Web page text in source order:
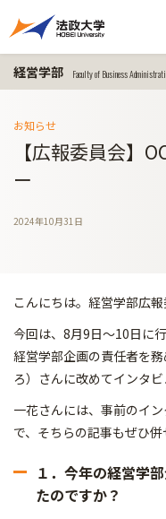
経営学部 Faculty of Business
お知らせ
【広報委員会】
ー
2024年10月31日
こんにちは。経営学部広報
今回は、8月9日～10日に
経営学部企画の責任者を
ろ）さんに改めてインタ
一花さんには、事前のイ
で、そちらの記事もぜひ併
１．今年の経営学
たのですか？